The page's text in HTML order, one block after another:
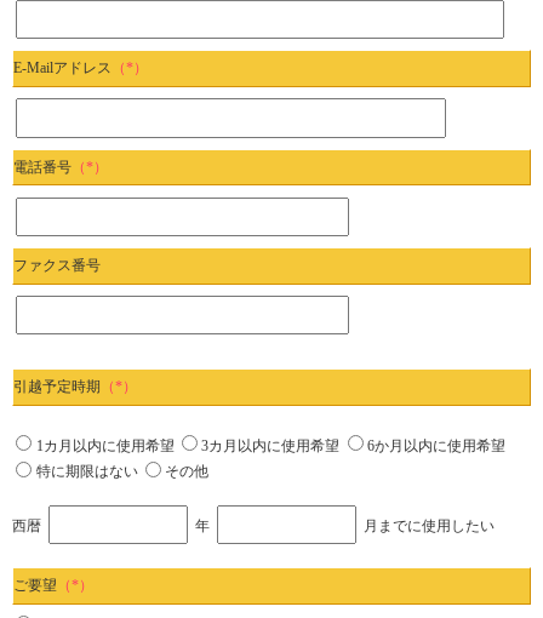
E-Mailアドレス （*）
電話番号 （*）
ファクス番号
引越予定時期 （*）
1カ月以内に使用希望 3カ月以内に使用希望
6か月以内に使用希望
特に期限はない
その他
西暦 年 月までに使用したい
ご要望 （*）